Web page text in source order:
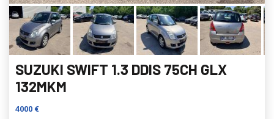
SUZUKI SWIFT 1.3 DDIS 75CH GLX
132MKM
4000 €